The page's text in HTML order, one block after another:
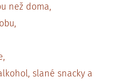
než doma,
slané snacky a